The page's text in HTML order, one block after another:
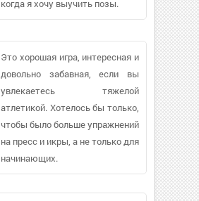
когда я хочу выучить позы.
Это хорошая игра, интересная и
довольно забавная, если вы
увлекаетесь тяжелой
атлетикой. Хотелось бы только,
чтобы было больше упражнений
на пресс и икры, а не только для
начинающих.